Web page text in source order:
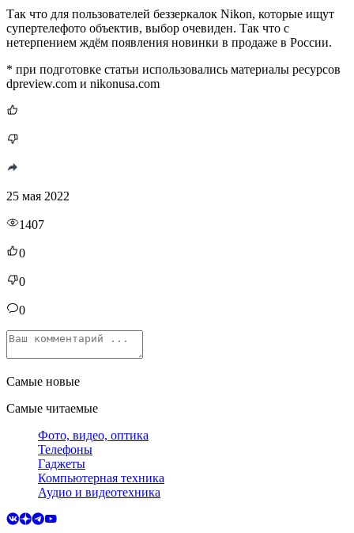
Так что для пользователей беззеркалок Nikon, которые ищут
супертелефото объектив, выбор очевиден. Так что с
нетерпением ждём появления новинки в продаже в России.
* при подготовке статьи использовались материалы ресурсов
dpreview.com и nikonusa.com
25 мая 2022
1407
0
0
0
Самые новые
Самые читаемые
Фото, видео, оптика
Телефоны
Гаджеты
Компьютерная техника
Аудио и видеотехника